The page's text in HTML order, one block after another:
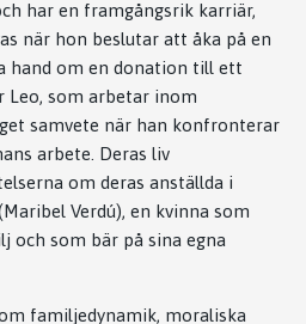
har en framgångsrik karriär,
när hon beslutar att åka på en
hand om en donation till ett
Leo, som arbetar inom
samvete när han konfronterar
arbete. Deras liv
om deras anställda i
Verdú), en kvinna som
och som bär på sina egna
familjedynamik, moraliska